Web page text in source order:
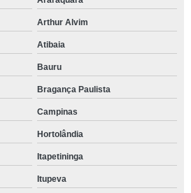
Arthur Alvim
Atibaia
Bauru
Bragança Paulista
Campinas
Hortolândia
Itapetininga
Itupeva